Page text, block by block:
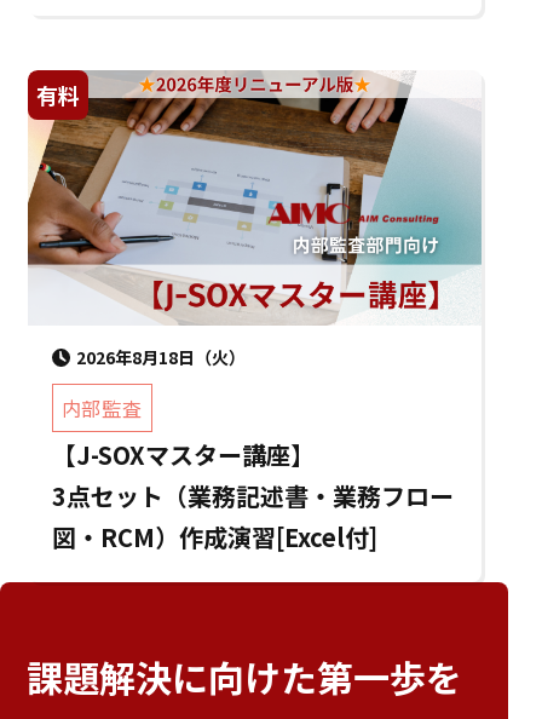
有料
2026年8月18日（火）
内部監査
【J-SOXマスター講座】
3点セット（業務記述書・業務フロー
図・RCM）作成演習[Excel付]
課題解決に向けた第一歩を